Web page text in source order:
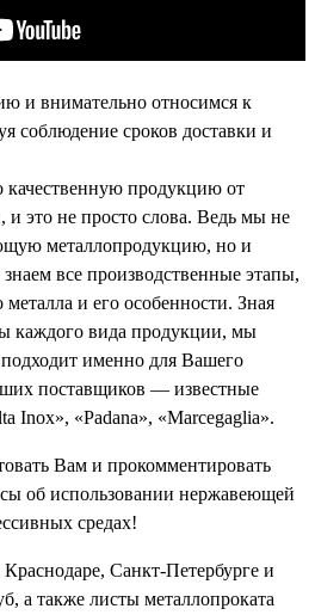
и внимательно относимся к
соблюдение сроков доставки и
качественную продукцию от
и это не просто слова. Ведь мы не
металлопродукцию, но и
все производственные этапы,
и его особенности. Зная
каждого вида продукции, мы
именно для Вашего
поставщиков — известные
Inox», «Padana», «Marcegaglia».
Вам и прокомментировать
об использовании нержавеющей
средах!
Санкт-Петербурге и
а также листы металлопроката